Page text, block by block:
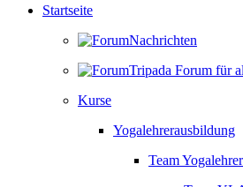
Startseite
Nachrichten
Tripada Forum für
Kurse
Yogalehrerausbildung
Team